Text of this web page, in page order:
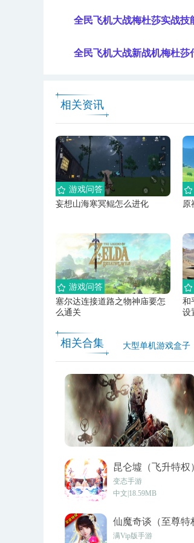
全民飞机大战梅杜莎实战技
全民飞机大战新战机梅杜莎
相关资讯
妄想山海寒冥鲲怎么进化
游戏问答
原
塞尔达连接道路之物神庙要怎
么通关
游戏问答
和
设
相关合集 大型单机游戏盒子
昆仑墟（飞升特权
v1.0
变态手游
中文|18.59MB
仙魔奇谈（至尊特
v1.10.29
满Vip版手游